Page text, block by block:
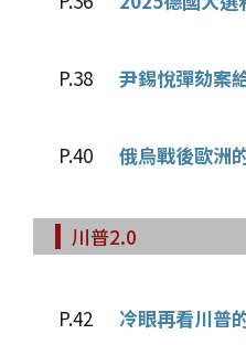
P.38 尹錫悅彈劾案
P.40 俄烏戰後歐洲
川普2.0
P.42 冷眼再看川普